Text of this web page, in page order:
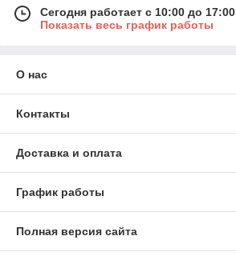
Сегодня работает с 10:00 до 17:00
Показать весь график работы
О нас
Контакты
Доставка и оплата
График работы
Полная версия сайта